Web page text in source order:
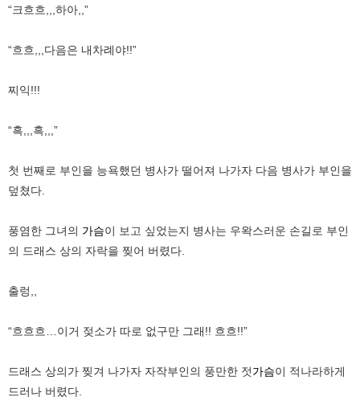
“크흐흐,,,하아,,”
“흐흐,,,다음은 내차례야!!”
찌익!!!
“흑,,,흑,,,”
첫 번째로 부인을 능욕했던 병사가 떨어져 나가자 다음 병사가 부인을
덮쳤다.
풍염한 그녀의 가슴이 보고 싶었는지 병사는 우왁스러운 손길로 부인
의 드래스 상의 자락을 찢어 버렸다.
출렁,,
“흐흐흐…이거 젖소가 따로 없구만 그래!! 흐흐!!”
드래스 상의가 찢겨 나가자 자작부인의 풍만한 젓가슴이 적나라하게
드러나 버렸다.